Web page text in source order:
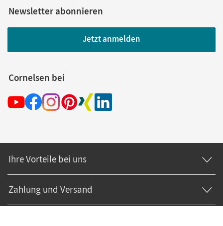
Newsletter abonnieren
Jetzt anmelden
Cornelsen bei
Ihre Vorteile bei uns
Zahlung und Versand